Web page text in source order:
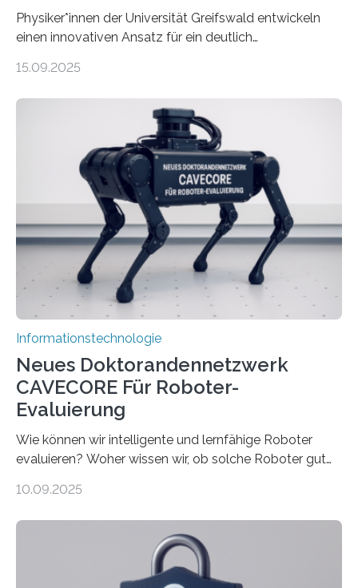
Physiker*innen der Universität Greifswald entwickeln
einen innovativen Ansatz für ein deutlich
Lösungsweg ist inspiriert vom menschlichen Gehirn. Die
stellt die heutige Computertechnik vor
Herausforderungen. Herkömmliche Silizium-
Prozessoren stoßen an ihre Grenzen: Sie verbrauchen
viel Energie, die Speicher- und Verarbeitungseinheiten
sind voneinander getrennt und die Datenübertragung
bremst komplexe Anwendungen aus. Da KI-Modelle
immer größer werden und riesige Datenmengen
verarbeiten müssen, steigt der Bedarf an neuen
Rechenarchitekturen. Neben Quantencomputern
rücken dabei insbesondere…
15.09.2025
Informationstechnologie
Neues Doktorandennetzwerk
CAVECORE Für Roboter-
Evaluierung
Wie können wir intelligente und lernfähige Roboter
evaluieren? Woher wissen wir, ob solche Roboter gut
sich CAVECORE – ein neues Marie Skłodowska-Curie
koordiniert wird. Ab dem 1. September werden sich
über einen Zeitraum von vier Jahren insgesamt 15
Promovierende im Rahmen von CAVECORE mit
10.09.2025